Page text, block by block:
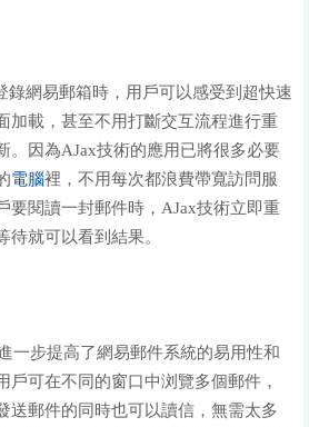
網易郵箱時，用戶可以感受到超快速
加載，甚至不用打斷交互流程進行重
。因為AJax技術的應用已將很多必要
電腦裡，不用每次都浪費帶寬訪問服
要閱讀一封郵件時，AJax技術立即重
待就可以看到結果。
步提高了網易郵件系統的易用性和
戶可在不同的窗口中浏覽多個郵件，
送郵件的同時也可以讀信，無需太多